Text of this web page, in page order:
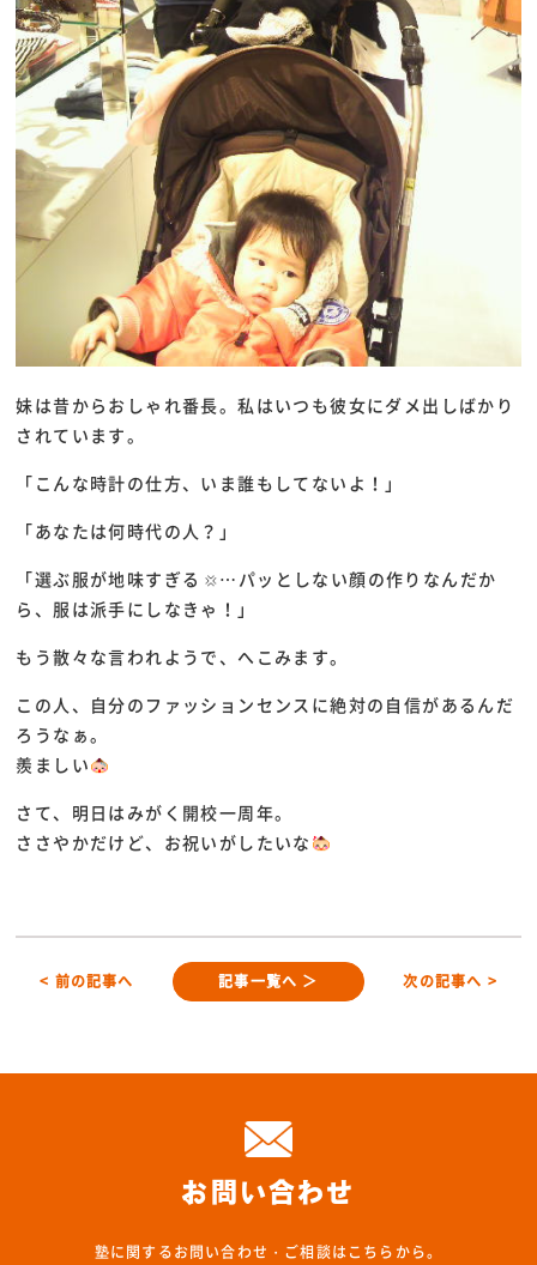
妹は昔からおしゃれ番長。私はいつも彼女にダメ出しばかり
されています。
「こんな時計の仕方、いま誰もしてないよ！」
「あなたは何時代の人？」
「選ぶ服が地味すぎる
…パッとしない顔の作りなんだか
ら、服は派手にしなきゃ！」
もう散々な言われようで、へこみます。
この人、自分のファッションセンスに絶対の自信があるんだ
ろうなぁ。
羨ましい
さて、明日はみがく開校一周年。
ささやかだけど、お祝いがしたいな
< 前の記事へ 記事一覧へ ＞ 次の記事へ >
お問い合わせ
塾に関するお問い合わせ・ご相談はこちらから。